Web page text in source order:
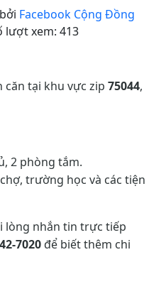
bởi Facebook Cộng Đồng
lượt xem: 413
căn tại khu vực zip 75044,
2 phòng tắm.
trường học và các tiện
lòng nhắn tin trực tiếp
7020 để biết thêm chi